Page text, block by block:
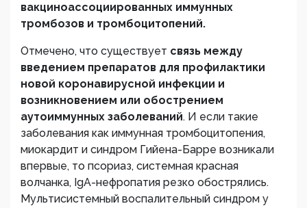
вакциноассоциированных иммунных
тромбозов и тромбоцитопений.
Отмечено, что существует связь между
введением препаратов для профилактики
новой коронавирусной инфекции и
возникновением или обострением
аутоиммунных заболеваний. И если такие
заболевания как иммунная тромбоцитопения,
миокардит и синдром Гийена-Барре возникали
впервые, то псориаз, системная красная
волчанка, IgA-нефропатия резко обострялись.
Мультисистемный воспалительный синдром у